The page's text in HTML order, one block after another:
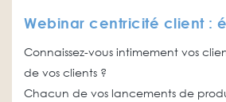
Webinar centricité client :
Connaissez-vous intimement vos
de vos clients ?
Chacun de vos lancements de